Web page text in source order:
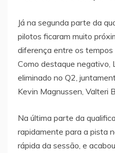
Já na segunda parte da
pilotos ficaram muito
diferença entre os tempos
Como destaque negativo,
eliminado no Q2,
Kevin Magnussen, Valteri
Na última parte da
rapidamente para a pista
rápida da sessão, e